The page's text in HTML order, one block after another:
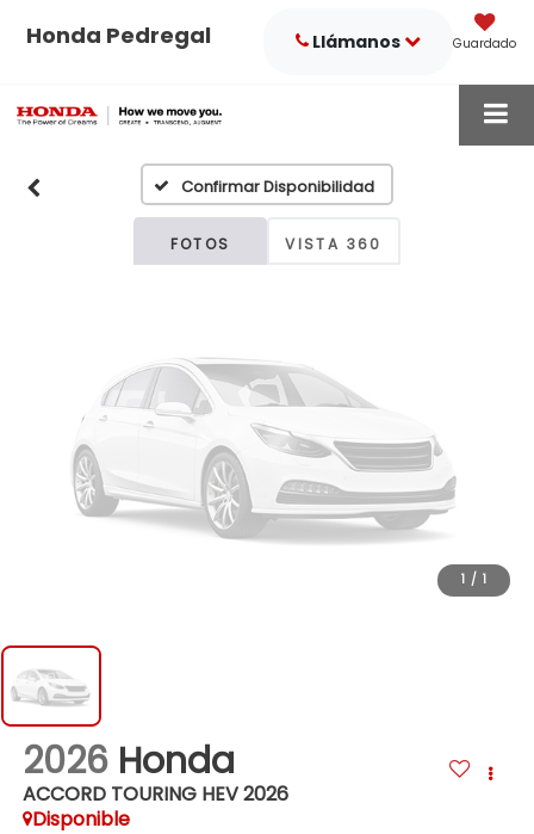
Honda Pedregal Guardado
Llámanos
Confirmar Disponibilidad
FOTOS VISTA 360
Fotos No
Disponibles
Por favor, revise luego
1 / 1
2026 Honda
ACCORD TOURING HEV 2026
Disponible